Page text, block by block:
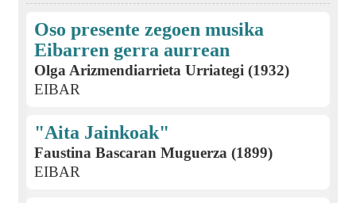
Oso presente zegoen musika
Eibarren gerra aurrean
Olga Arizmendiarrieta Urriategi (1932)
EIBAR
"Aita Jainkoak"
Faustina Bascaran Muguerza (1899)
EIBAR